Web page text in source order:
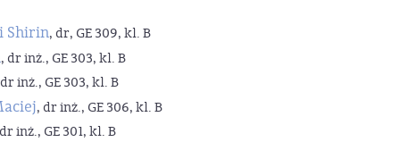
Shirin, dr, GE 309, kl. B
, dr inż., GE 303, kl. B
inż., GE 303, kl. B
, dr inż., GE 306, kl. B
inż., GE 301, kl. B